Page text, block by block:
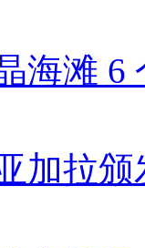
海滩 6
加拉